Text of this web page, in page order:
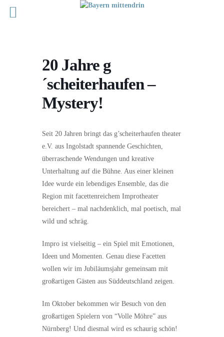
20 Jahre g
´scheiterhaufen –
Mystery!
Seit 20 Jahren bringt das g’scheiterhaufen theater
e.V. aus Ingolstadt spannende Geschichten,
überraschende Wendungen und kreative
Unterhaltung auf die Bühne. Aus einer kleinen
Idee wurde ein lebendiges Ensemble, das die
Region mit facettenreichem Improtheater
bereichert – mal nachdenklich, mal poetisch, mal
wild und schräg.
Impro ist vielseitig – ein Spiel mit Emotionen,
Ideen und Momenten. Genau diese Facetten
wollen wir im Jubiläumsjahr gemeinsam mit
großartigen Gästen aus Süddeutschland zeigen.
Im Oktober bekommen wir Besuch von den
großartigen Spielern von “Volle Möhre” aus
Nürnberg! Und diesmal wird es schaurig schön!